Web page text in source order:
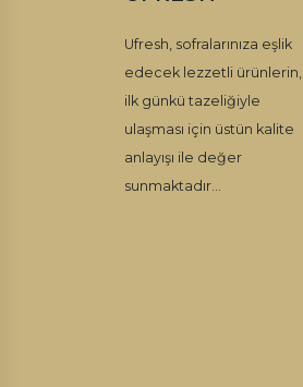
Ufresh, sofralarınıza eşlik
edecek lezzetli ürünlerin,
ilk günkü tazeliğiyle
ulaşması için üstün kalite
anlayışı ile değer
sunmaktadır...